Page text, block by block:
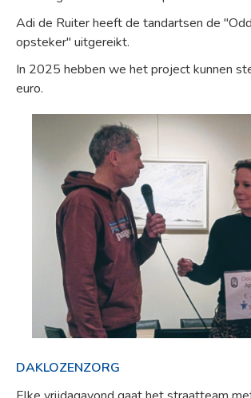
Adi de Ruiter heeft de tandartsen de
opsteker" uitgereikt.
In 2025 hebben we het project kunnen
euro.
DAKLOZENZORG